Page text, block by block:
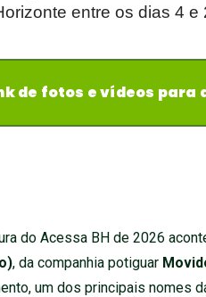
entre os dias 4 e
de fotos e vídeos para
do Acessa BH de 2026
, da companhia potiguar
um dos principais nomes